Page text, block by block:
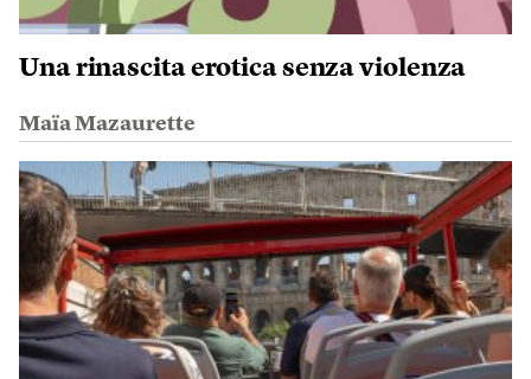
Una rinascita erotica senza violenza
Maïa Mazaurette